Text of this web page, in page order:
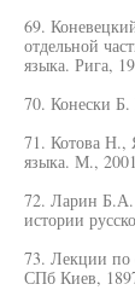
69.
отдельной
языка. Рига,
70. Конески Б.
71. Котова Н.,
языка. М., 2001
72. Ларин
истории
73. Лекции по
СПб Киев,